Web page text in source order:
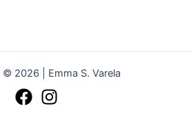
2026 | Emma S. Varela